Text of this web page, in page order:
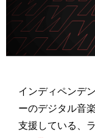
インディペンデ
ーのデジタル音
支援している、